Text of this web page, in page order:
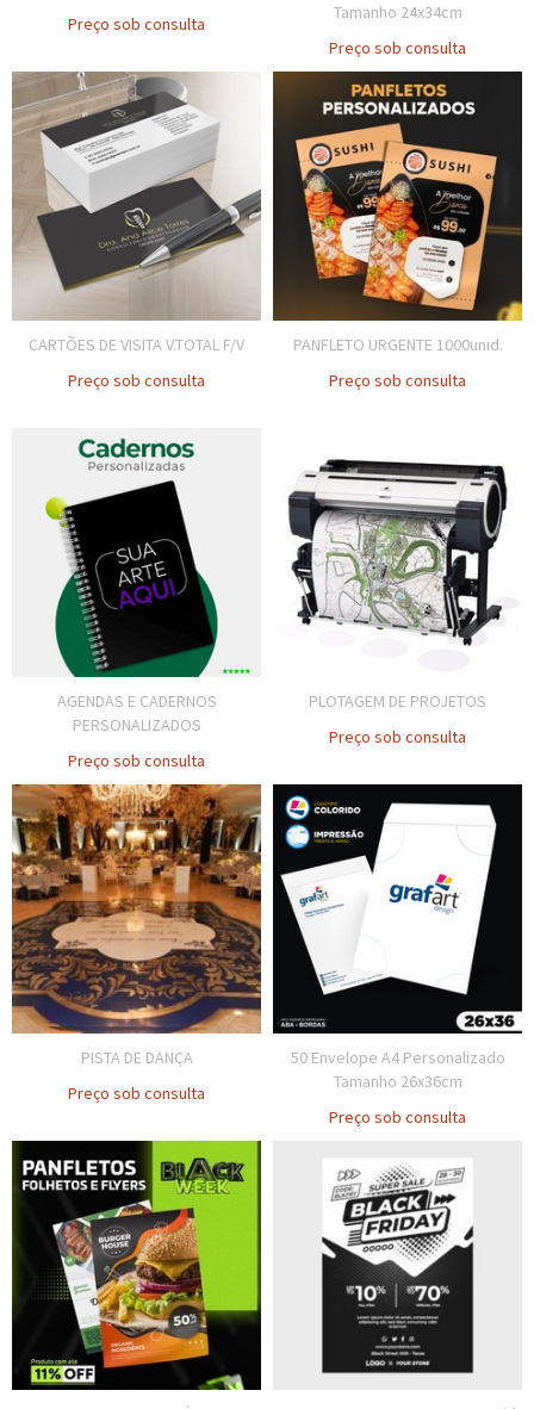
Preço sob consulta
Tamanho 24x34cm
Preço sob consulta
CARTÕES DE VISITA V.TOTAL F/V
Preço sob consulta
PANFLETO URGENTE 1000unid.
Preço sob consulta
AGENDAS E CADERNOS
PERSONALIZADOS
Preço sob consulta
PLOTAGEM DE PROJETOS
Preço sob consulta
PISTA DE DANÇA
Preço sob consulta
50 Envelope A4 Personalizado
Tamanho 26x36cm
Preço sob consulta